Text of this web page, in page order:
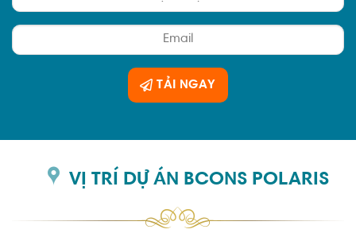
TẢI NGAY
VỊ TRÍ DỰ ÁN BCONS POLARIS